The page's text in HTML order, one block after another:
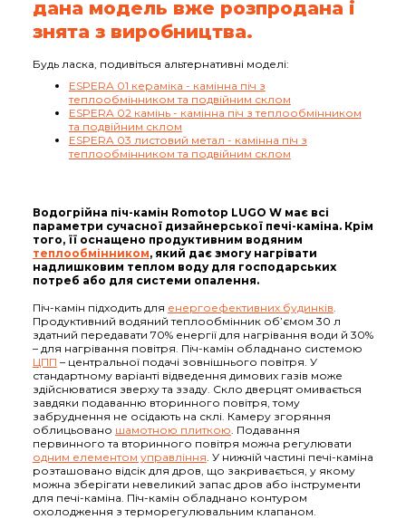
дана модель вже розпродана і
знята з виробництва.
Будь ласка, подивіться альтернативні моделі:
ESPERA 01 кераміка - камінна піч з
теплообмінником та подвійним склом
ESPERA 02 камінь - камінна піч з теплообмінником
та подвійним склом
ESPERA 03 листовий метал - камінна піч з
теплообмінником та подвійним склом
Водогрійна піч-камін Romotop LUGO W має всі
параметри сучасної дизайнерської печі-каміна. Крім
того, її оснащено продуктивним водяним
теплообмінником, який дає змогу нагрівати
надлишковим теплом воду для господарських
потреб або для системи опалення.
Піч-камін підходить для енергоефективних будинків
Продуктивний водяний теплообмінник об’ємом 30 л
здатний передавати 70% енергії для нагрівання води й 30%
– для нагрівання повітря. Піч-камін обладнано системою
ЦПП – центральної подачі зовнішнього повітря. У
стандартному варіанті відведення димових газів може
здійснюватися зверху та ззаду. Скло дверцят омивається
завдяки подаванню вторинного повітря, тому
забруднення не осідають на склі. Камеру згоряння
облицьовано шамотною плиткою . Подавання
первинного та вторинного повітря можна регулювати
одним елементом управління . У нижній частині печі-каміна
розташовано відсік для дров, що закривається, у якому
можна зберігати невеликий запас дров або інструменти
для печі-каміна. Піч-камін обладнано контуром
охолодження з терморегулювальним клапаном.